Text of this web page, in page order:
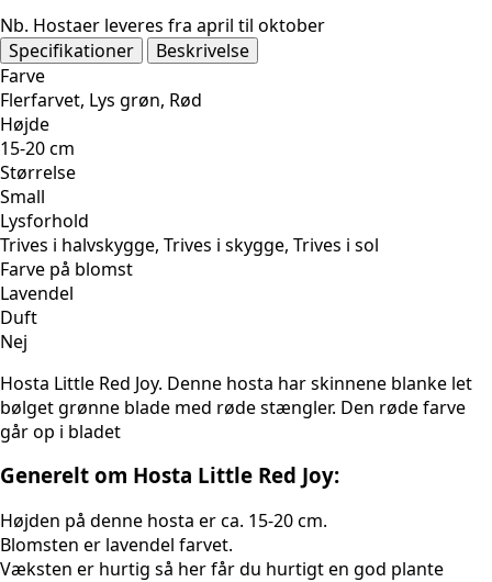
Nb. Hostaer leveres fra april til oktober
Specifikationer
Beskrivelse
Farve
Flerfarvet, Lys grøn, Rød
Højde
15-20 cm
Størrelse
Small
Lysforhold
Trives i halvskygge, Trives i skygge, Trives i sol
Farve på blomst
Lavendel
Duft
Nej
Hosta Little Red Joy. Denne hosta har skinnene blanke let
bølget grønne blade med røde stængler. Den røde farve
går op i bladet
Generelt om Hosta Little Red Joy:
Højden på denne hosta er ca. 15-20 cm.
Blomsten er lavendel farvet.
Væksten er hurtig så her får du hurtigt en god plante